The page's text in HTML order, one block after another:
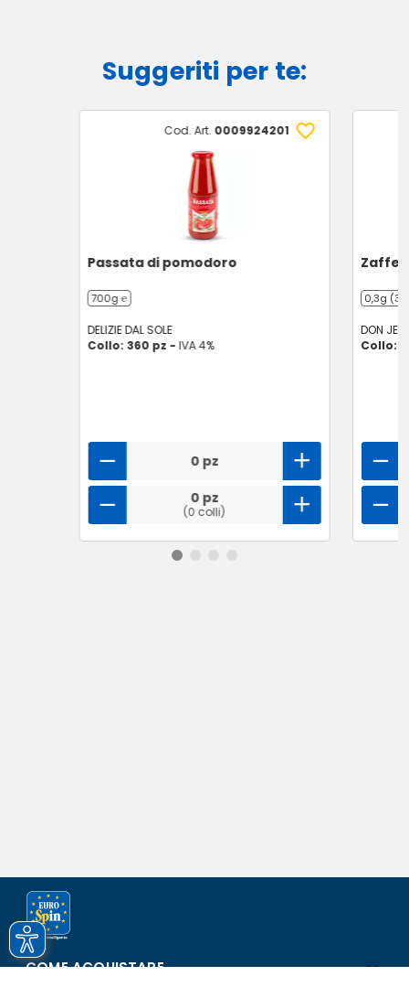
Suggeriti per te:
Cod. Art. 0009924201
Passata di pomodoro
700g ℮
DELIZIE DAL SOLE
Collo: 360 pz - IVA 4%
0 pz
0 pz
(0 colli)
0,3g (3
DON
Collo:
COME ACQUISTARE